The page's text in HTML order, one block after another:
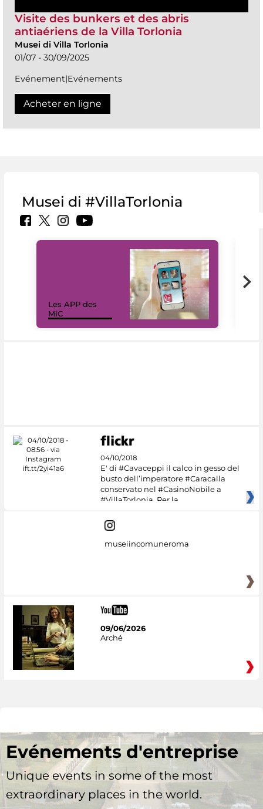
Visite des bunkers et des abris
antiaériens de la Villa Torlonia
Musei di Villa Torlonia
01/07 - 30/09/2025
Evénement|Evénements
Acheter en ligne
Musei di #VillaTorlonia
Les APP des
MiC
04/10/2018
E' di #Cavaceppi il calco in gesso del
busto dell’imperatore #Caracalla
conservato nel #CasinoNobile a
#VillaTorlonia. Per la
museiincomuneroma
09/06/2026
Arché
Evénements d'entreprise
Unique events in some of the most
extraordinary places in the world.